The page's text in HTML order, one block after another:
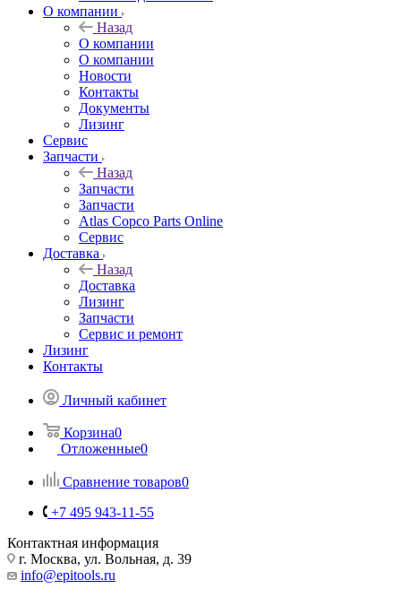
О компании
Назад
О компании
О компании
Новости
Контакты
Документы
Лизинг
Сервис
Запчасти
Назад
Запчасти
Запчасти
Atlas Copco Parts Online
Сервис
Доставка
Назад
Доставка
Лизинг
Запчасти
Сервис и ремонт
Лизинг
Контакты
Личный кабинет
Корзина0
Отложенные0
Сравнение товаров0
+7 495 943-11-55
Контактная информация
г. Москва, ул. Вольная, д. 39
info@epitools.ru